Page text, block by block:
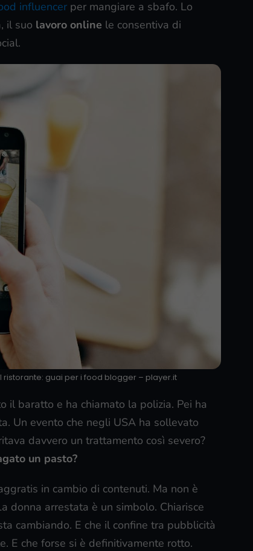
influencer per mangiare a sbafo. Lo
il suo lavoro online le consentiva di
ristorante: guai per i food blogger – player.it
il baratto e ha chiamato la polizia. Pei ha
Un evento che negli USA ha sollevato
davvero un trattamento così severo?
un pasto?
in cambio di contenuti. Ma non è
donna arrestata è un simbolo. Chiarisce
cambiando. E che il confine tra pubblicità
E che forse si è definitivamente rotto.